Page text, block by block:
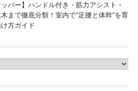
ッパー】ハンドル付き・筋力アシスト・
まで徹底分類！室内で“足腰と体幹”を育
方ガイド